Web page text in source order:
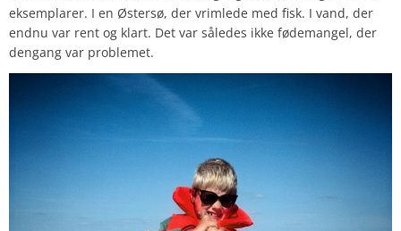
eksemplarer. I en Østersø, der vrimlede med fisk. I vand, der
endnu var rent og klart. Det var således ikke fødemangel, der
dengang var problemet.